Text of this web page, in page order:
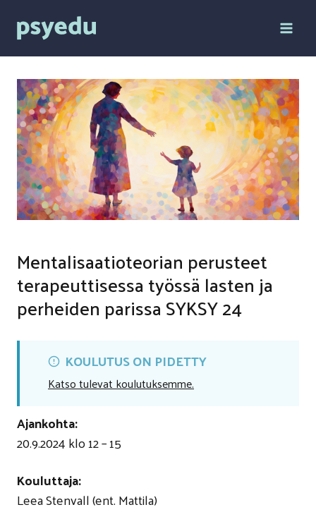
sisältöön
Mentalisaatioteorian perusteet
terapeuttisessa työssä lasten ja
perheiden parissa SYKSY 24
KOULUTUS ON PIDETTY
Katso tulevat koulutuksemme.
Ajankohta:
20.9.2024 klo 12 – 15
Kouluttaja:
Leea Stenvall (ent. Mattila)